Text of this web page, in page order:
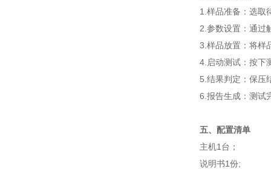
1.样品准备：选取
2.参数设置：通过
3.样品放置：将样
4.启动测试：按下
5.结果判定：保压
6.报告生成：测试
五、配置清单
主机1台；
说明书1份;